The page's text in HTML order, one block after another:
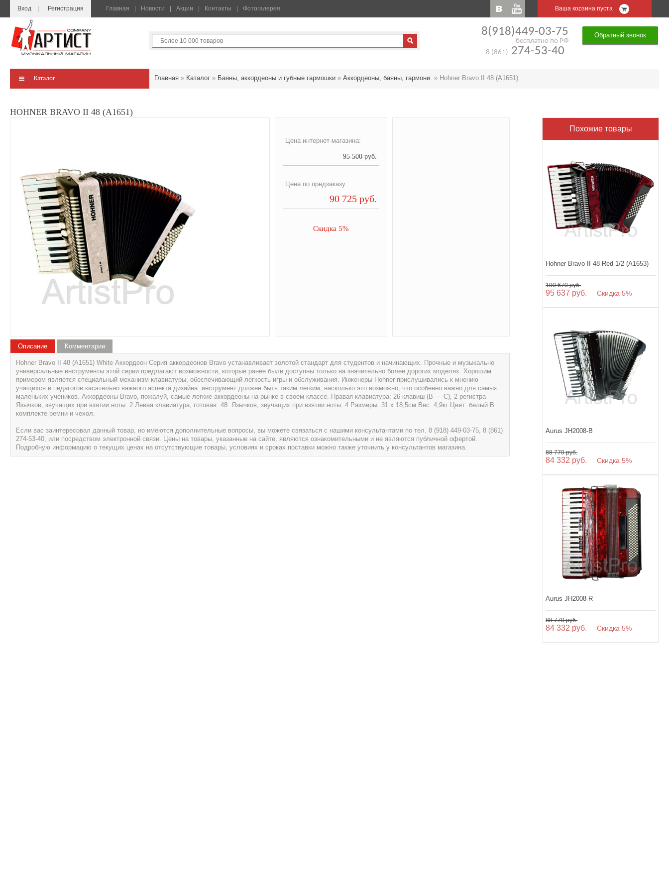
Вход Регистрация Главная Новости Акции Контакты Фотогалерея Ваша корзина пуста
8(918)449-03-75
бесплатно по РФ
8 (861) 274-53-40
Обратный звонок
Каталог Главная » Каталог » Баяны, аккордеоны и губные гармошки » Аккордеоны, баяны, гармони. » Hohner Bravo II 48 (A1651)
HOHNER BRAVO II 48 (A1651)
Цена интернет-магазина:
95 500 руб.
Цена по предзаказу:
90 725 руб.
Скидка 5%
Похожие товары
Hohner Bravo II 48 Red 1/2 (A1653)
100 670 руб.
95 637 руб. Скидка 5%
Aurus JH2008-B
88 770 руб.
84 332 руб. Скидка 5%
Aurus JH2008-R
88 770 руб.
84 332 руб. Скидка 5%
Описание
Hohner Bravo II 48 (A1651) White Аккордеон Серия аккордеонов Bravo устанавливает золотой стандарт для студентов и начинающих. Прочные и музыкально
универсальные инструменты этой серии предлагают возможности, которые ранее были доступны только на значительно более дорогих моделях. Хорошим
примером является специальный механизм клавиатуры, обеспечивающий легкость игры и обслуживания. Инженеры Hohner прислушивались к мнению
учащихся и педагогов касательно важного аспекта дизайна: инструмент должен быть таким легким, насколько это возможно, что особенно важно для самых
маленьких учеников. Аккордеоны Bravo, пожалуй, самые легкие аккордеоны на рынке в своем классе. Правая клавиатура: 26 клавиш (B — C), 2 регистра
Язычков, звучащих при взятии ноты: 2 Левая клавиатура, готовая: 48 Язычков, звучащих при взятии ноты: 4 Размеры: 31 x 18,5см Вес: 4,9кг Цвет: белый В
комплекте ремни и чехол.
Если вас заинтересовал данный товар, но имеются дополнительные вопросы, вы можете связаться с нашими консультантами по тел. 8 (918) 449-03-75, 8 (861)
274-53-40, или посредством электронной связи. Цены на товары, указанные на сайте, являются ознакомительными и не являются публичной офертой.
Подробную информацию о текущих ценах на отсутствующие товары, условиях и сроках поставки можно также уточнить у консультантов магазина.
Комментарии